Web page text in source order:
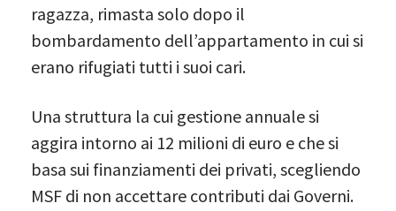
ragazza, rimasta solo dopo il
bombardamento dell’appartamento in cui si
erano rifugiati tutti i suoi cari.
Una struttura la cui gestione annuale si
aggira intorno ai 12 milioni di euro e che si
basa sui finanziamenti dei privati, scegliendo
MSF di non accettare contributi dai Governi.